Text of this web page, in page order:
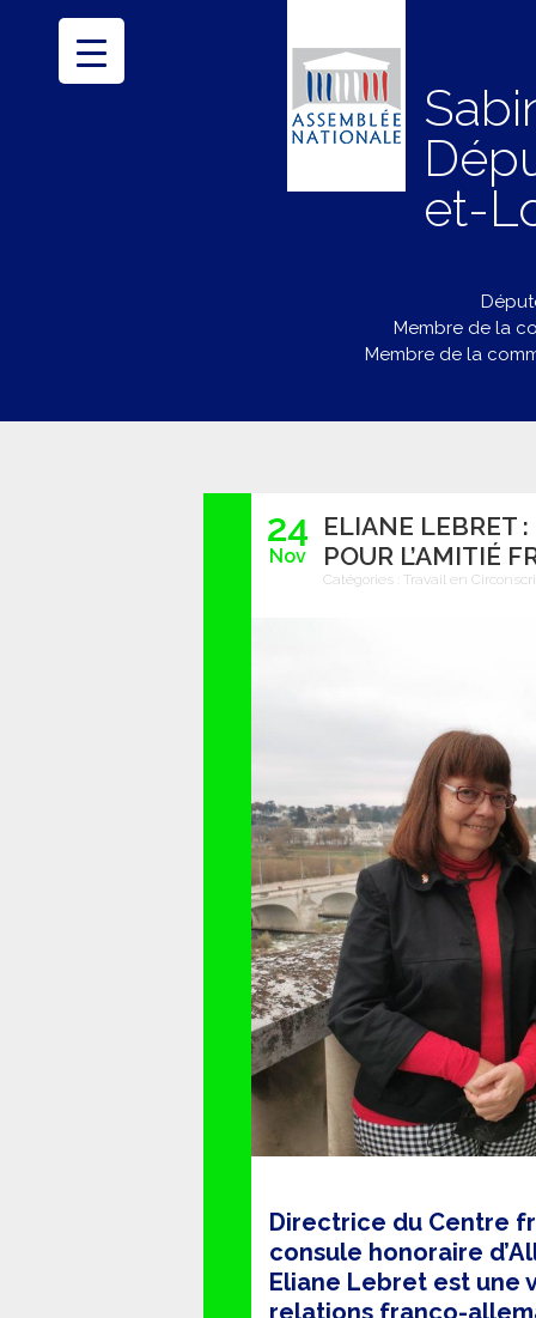
et-
Membre de la
Membre de la
24
Nov
ELIANE LEBRET
POUR L’AMITIÉ
Catégories : Travail en
Directrice du Centre
consule honoraire
Eliane Lebret est une
relations franco-